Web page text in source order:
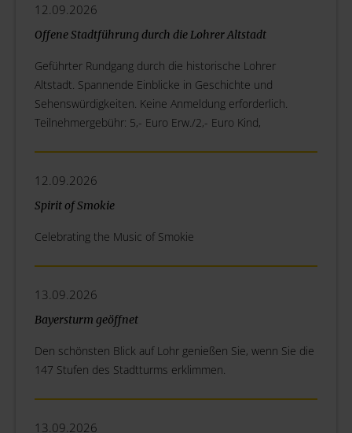
12.09.2026
Offene Stadtführung durch die Lohrer Altstadt
Geführter Rundgang durch die historische Lohrer
Altstadt. Spannende Einblicke in Geschichte und
Sehenswürdigkeiten. Keine Anmeldung erforderlich.
Teilnehmergebühr: 5,- Euro Erw./2,- Euro Kind,
12.09.2026
Spirit of Smokie
Celebrating the Music of Smokie
13.09.2026
Bayersturm geöffnet
Den schönsten Blick auf Lohr genießen Sie, wenn Sie die
147 Stufen des Stadtturms erklimmen.
13.09.2026